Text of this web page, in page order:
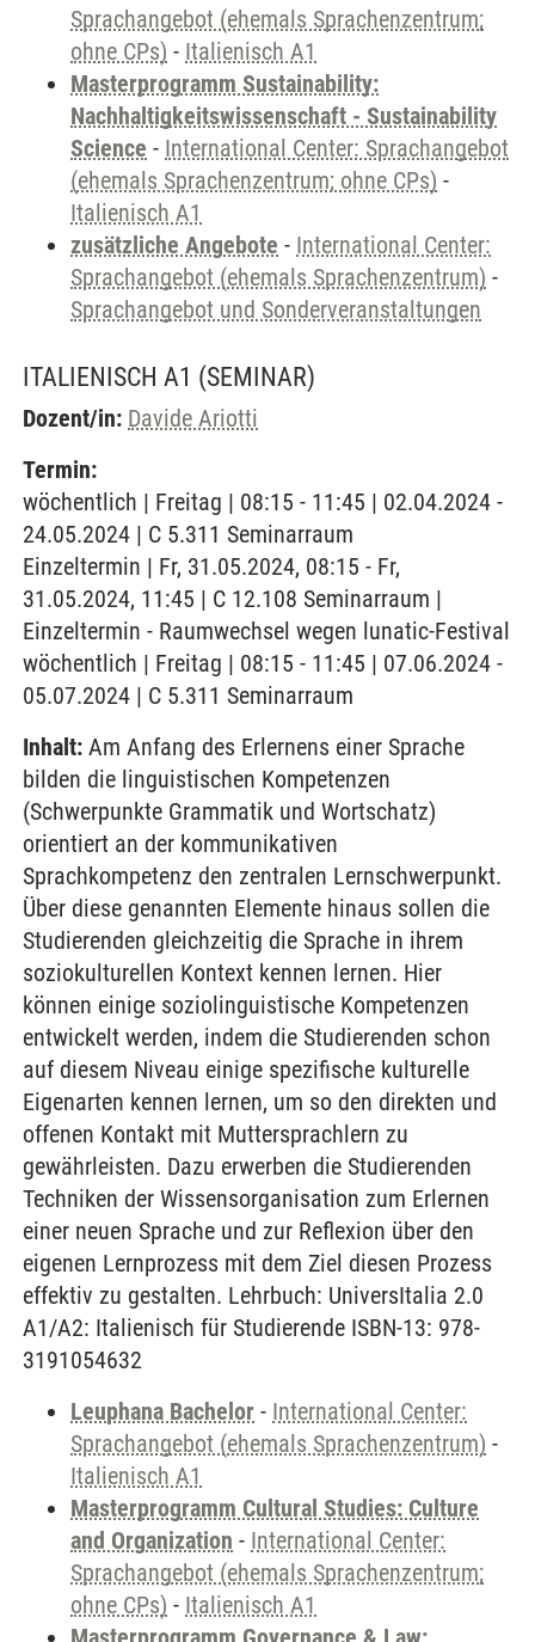
Sprachangebot (ehemals Sprachenzentrum;
ohne CPs) - Italienisch A1
Masterprogramm Sustainability:
Nachhaltigkeitswissenschaft - Sustainability
Science - International Center: Sprachangebot
(ehemals Sprachenzentrum; ohne CPs) -
Italienisch A1
zusätzliche Angebote - International Center:
Sprachangebot (ehemals Sprachenzentrum) -
Sprachangebot und Sonderveranstaltungen
ITALIENISCH A1 (SEMINAR)
Dozent/in: Davide Ariotti
Termin:
wöchentlich | Freitag | 08:15 - 11:45 | 02.04.2024 -
24.05.2024 | C 5.311 Seminarraum
Einzeltermin | Fr, 31.05.2024, 08:15 - Fr,
31.05.2024, 11:45 | C 12.108 Seminarraum |
Einzeltermin - Raumwechsel wegen lunatic-Festival
wöchentlich | Freitag | 08:15 - 11:45 | 07.06.2024 -
05.07.2024 | C 5.311 Seminarraum
Inhalt: Am Anfang des Erlernens einer Sprache
bilden die linguistischen Kompetenzen
(Schwerpunkte Grammatik und Wortschatz)
orientiert an der kommunikativen
Sprachkompetenz den zentralen Lernschwerpunkt.
Über diese genannten Elemente hinaus sollen die
Studierenden gleichzeitig die Sprache in ihrem
soziokulturellen Kontext kennen lernen. Hier
können einige soziolinguistische Kompetenzen
entwickelt werden, indem die Studierenden schon
auf diesem Niveau einige spezifische kulturelle
Eigenarten kennen lernen, um so den direkten und
offenen Kontakt mit Muttersprachlern zu
gewährleisten. Dazu erwerben die Studierenden
Techniken der Wissensorganisation zum Erlernen
einer neuen Sprache und zur Reflexion über den
eigenen Lernprozess mit dem Ziel diesen Prozess
effektiv zu gestalten. Lehrbuch: UniversItalia 2.0
A1/A2: Italienisch für Studierende ISBN-13: 978-
3191054632
Leuphana Bachelor - International Center:
Sprachangebot (ehemals Sprachenzentrum) -
Italienisch A1
Masterprogramm Cultural Studies: Culture
and Organization - International Center:
Sprachangebot (ehemals Sprachenzentrum;
ohne CPs) - Italienisch A1